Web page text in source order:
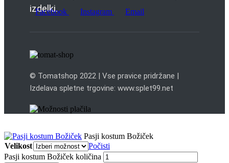
izdelki.
Facebook Instagram Email
© Tomatshop 2022 | Vse pravice pridržane |
Izdelava spletne trgovine: www.splet99.net
Pasji kostum Božiček
Velikost
Počisti
Pasji kostum Božiček količina